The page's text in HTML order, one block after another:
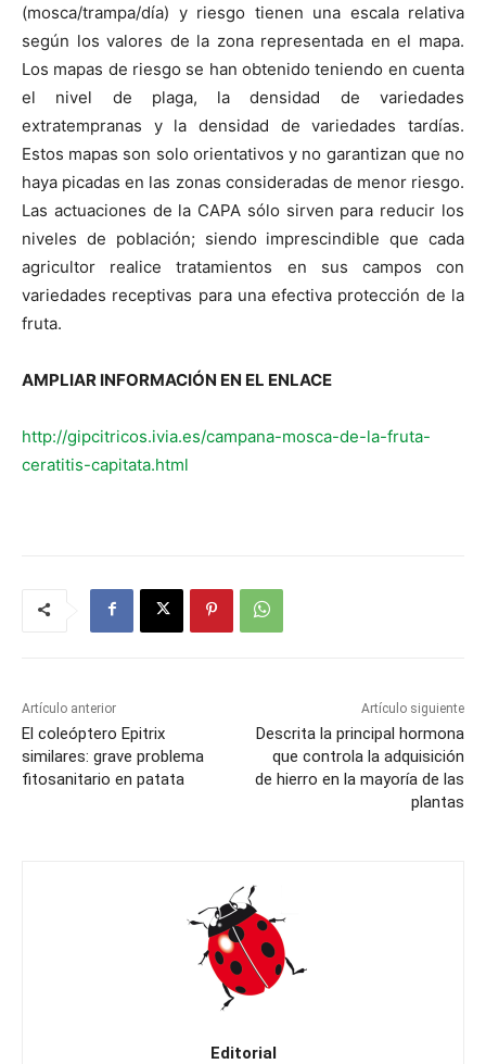
(mosca/trampa/día) y riesgo tienen una escala relativa
según los valores de la zona representada en el mapa.
Los mapas de riesgo se han obtenido teniendo en cuenta
el nivel de plaga, la densidad de variedades
extratempranas y la densidad de variedades tardías.
Estos mapas son solo orientativos y no garantizan que no
haya picadas en las zonas consideradas de menor riesgo.
Las actuaciones de la CAPA sólo sirven para reducir los
niveles de población; siendo imprescindible que cada
agricultor realice tratamientos en sus campos con
variedades receptivas para una efectiva protección de la
fruta.
AMPLIAR INFORMACIÓN EN EL ENLACE
http://gipcitricos.ivia.es/campana-mosca-de-la-fruta-
ceratitis-capitata.html
Artículo anterior
El coleóptero Epitrix
similares: grave problema
fitosanitario en patata
Artículo siguiente
Descrita la principal hormona
que controla la adquisición
de hierro en la mayoría de las
plantas
Editorial